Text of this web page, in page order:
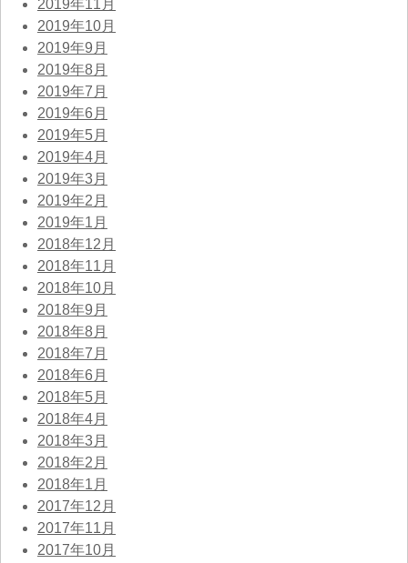
2019年11月
2019年10月
2019年9月
2019年8月
2019年7月
2019年6月
2019年5月
2019年4月
2019年3月
2019年2月
2019年1月
2018年12月
2018年11月
2018年10月
2018年9月
2018年8月
2018年7月
2018年6月
2018年5月
2018年4月
2018年3月
2018年2月
2018年1月
2017年12月
2017年11月
2017年10月